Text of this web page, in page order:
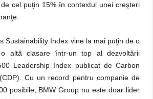
cel puţin 15% în contextul unei creşteri
Sustainability Index vine la mai puţin de o
altă clasare într-un top al dezvoltării
Leadership Index publicat de Carbon
Cu un record pentru companie de
posibile, BMW Group nu este doar lider